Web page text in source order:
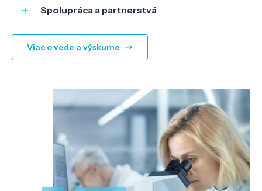
Spolupráca a partnerstvá
Viac o vede a výskume